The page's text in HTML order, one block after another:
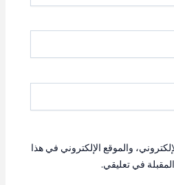
والموقع الإلكتروني في هذا
في تعليقي.